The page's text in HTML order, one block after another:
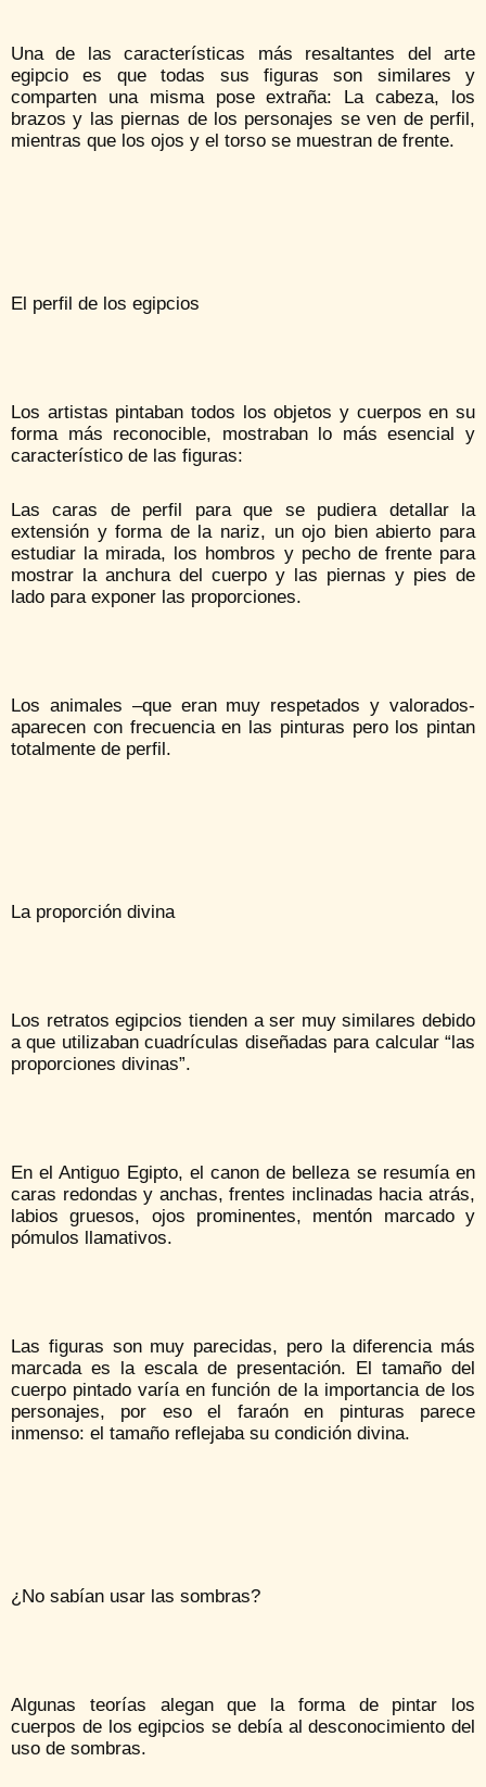
Una de las características más resaltantes del arte
egipcio es que todas sus figuras son similares y
comparten una misma pose extraña: La cabeza, los
brazos y las piernas de los personajes se ven de perfil,
mientras que los ojos y el torso se muestran de frente.
El perfil de los egipcios
Los artistas pintaban todos los objetos y cuerpos en su
forma más reconocible, mostraban lo más esencial y
característico de las figuras:
Las caras de perfil para que se pudiera detallar la
extensión y forma de la nariz, un ojo bien abierto para
estudiar la mirada, los hombros y pecho de frente para
mostrar la anchura del cuerpo y las piernas y pies de
lado para exponer las proporciones.
Los animales –que eran muy respetados y valorados-
aparecen con frecuencia en las pinturas pero los pintan
totalmente de perfil.
La proporción divina
Los retratos egipcios tienden a ser muy similares debido
a que utilizaban cuadrículas diseñadas para calcular “las
proporciones divinas”.
En el Antiguo Egipto, el canon de belleza se resumía en
caras redondas y anchas, frentes inclinadas hacia atrás,
labios gruesos, ojos prominentes, mentón marcado y
pómulos llamativos.
Las figuras son muy parecidas, pero la diferencia más
marcada es la escala de presentación. El tamaño del
cuerpo pintado varía en función de la importancia de los
personajes, por eso el faraón en pinturas parece
inmenso: el tamaño reflejaba su condición divina.
¿No sabían usar las sombras?
Algunas teorías alegan que la forma de pintar los
cuerpos de los egipcios se debía al desconocimiento del
uso de sombras.